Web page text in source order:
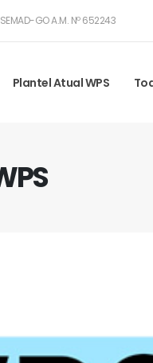
SEMAD-GO A.M. Nº 652243
Plantel Atual WPS